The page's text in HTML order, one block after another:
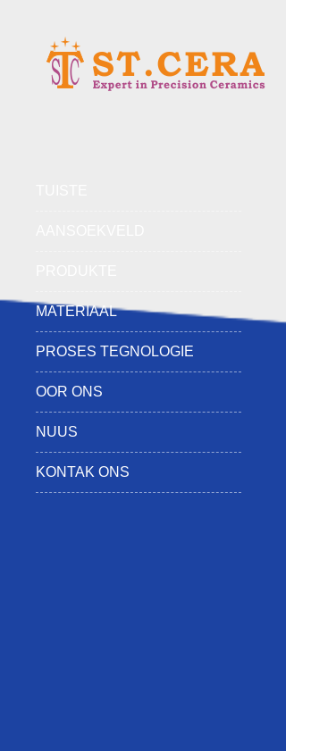
MATERIAAL
PROSES TEGNOLOGIE
OOR ONS
NUUS
KONTAK ONS